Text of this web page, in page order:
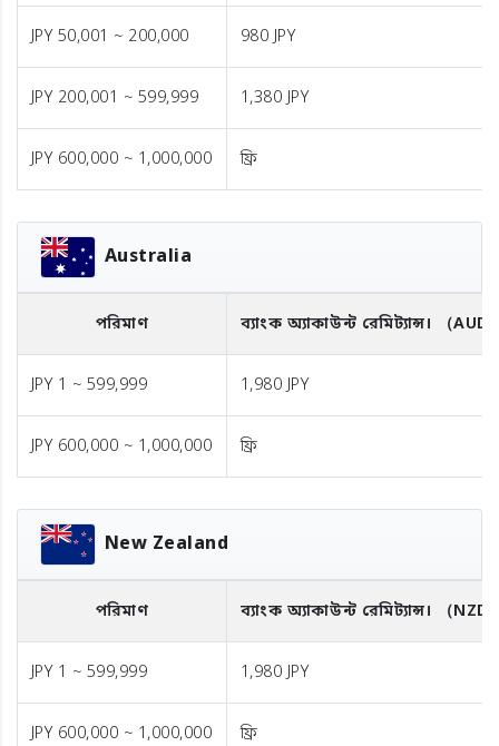
JPY 50,001 ~ 200,000 980 JPY
JPY 200,001 ~ 599,999 1,380 JPY
JPY 600,000 ~ 1,000,000 ফ্রি
Australia
পরিমাণ ব্যাংক অ্যাকাউন্ট রেমিট্যান্স। （
JPY 1 ~ 599,999 1,980 JPY
JPY 600,000 ~ 1,000,000 ফ্রি
New Zealand
পরিমাণ ব্যাংক অ্যাকাউন্ট রেমিট্যান্স। （
JPY 1 ~ 599,999 1,980 JPY
JPY 600,000 ~ 1,000,000 ফ্রি